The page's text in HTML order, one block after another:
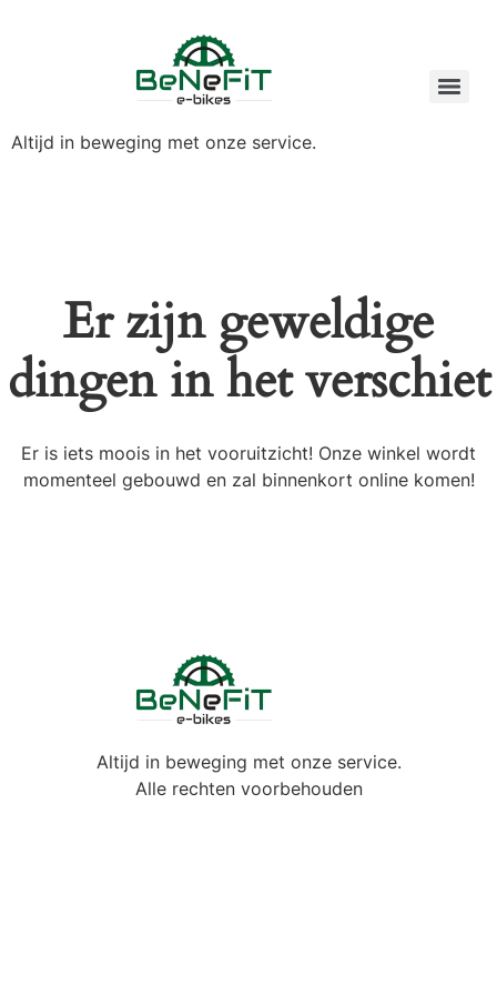
Altijd in beweging met onze service.
Er zijn geweldige
dingen in het verschiet
Er is iets moois in het vooruitzicht! Onze winkel wordt
momenteel gebouwd en zal binnenkort online komen!
Altijd in beweging met onze service.
Alle rechten voorbehouden